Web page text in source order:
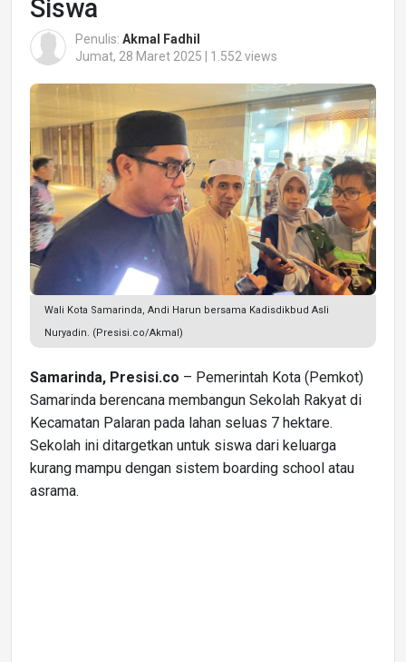
Siswa
Penulis: Akmal Fadhil
Jumat, 28 Maret 2025 | 1.552 views
Wali Kota Samarinda, Andi Harun bersama Kadisdikbud Asli
Nuryadin. (Presisi.co/Akmal)
Samarinda, Presisi.co – Pemerintah Kota (Pemkot)
Samarinda berencana membangun Sekolah Rakyat di
Kecamatan Palaran pada lahan seluas 7 hektare.
Sekolah ini ditargetkan untuk siswa dari keluarga
kurang mampu dengan sistem boarding school atau
asrama.